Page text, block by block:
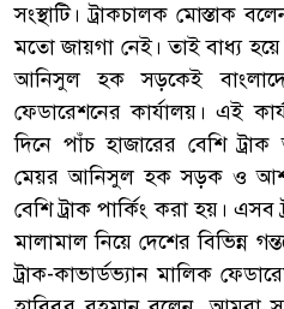
সংস্থাটি। ট্রাকচালক মোস্তাক
মতো জায়গা নেই। তাই বাধ্য হয়ে
আনিসুল হক সড়কেই
ফেডারেশনের কার্যালয়। এই
দিনে পাঁচ হাজারের বেশি
মেয়র আনিসুল হক সড়ক ও
বেশি ট্রাক পার্কিং করা হয়।
মালামাল নিয়ে দেশের বিভিন্ন
ট্রাক-কাভার্ডভ্যান মালিক